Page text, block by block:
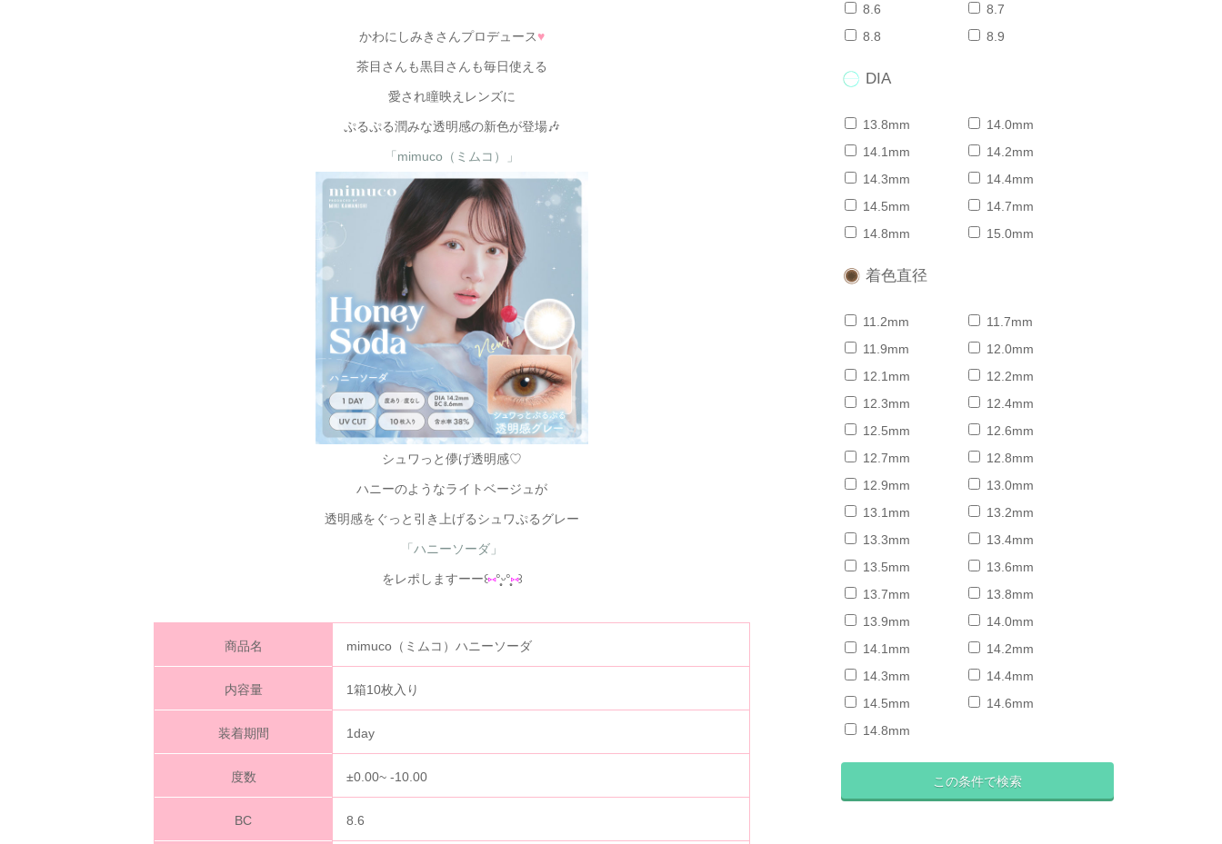
かわにしみきさんプロデュース♥
茶目さんも黒目さんも毎日使える
愛され瞳映えレンズに
ぷるぷる潤みな透明感の新色が登場🎶
「mimuco（ミムコ）」
シュワっと儚げ透明感♡
ハニーのようなライトベージュが
透明感をぐっと引き上げるシュワぷるグレー
「ハニーソーダ」
をレポしますーー꒰⑅°̩̩̥ᵕ°̩̩̥⑅꒱
商品名 mimuco（ミムコ）ハニーソーダ
内容量 1箱10枚入り
装着期間 1day
度数 ±0.00~ -10.00
BC 8.6
8.6
8.7
8.8
8.9
DIA
13.8mm
14.0mm
14.1mm
14.2mm
14.3mm
14.4mm
14.5mm
14.7mm
14.8mm
15.0mm
着色直径
11.2mm
11.7mm
11.9mm
12.0mm
12.1mm
12.2mm
12.3mm
12.4mm
12.5mm
12.6mm
12.7mm
12.8mm
12.9mm
13.0mm
13.1mm
13.2mm
13.3mm
13.4mm
13.5mm
13.6mm
13.7mm
13.8mm
13.9mm
14.0mm
14.1mm
14.2mm
14.3mm
14.4mm
14.5mm
14.6mm
14.8mm